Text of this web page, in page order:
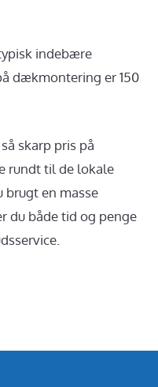
indebære
dækmontering er 150
skarp pris på
rundt til de lokale
en masse
du både tid og penge